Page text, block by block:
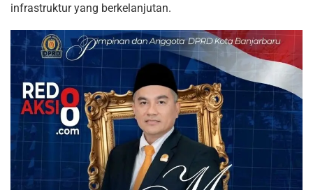
infrastruktur yang berkelanjutan.